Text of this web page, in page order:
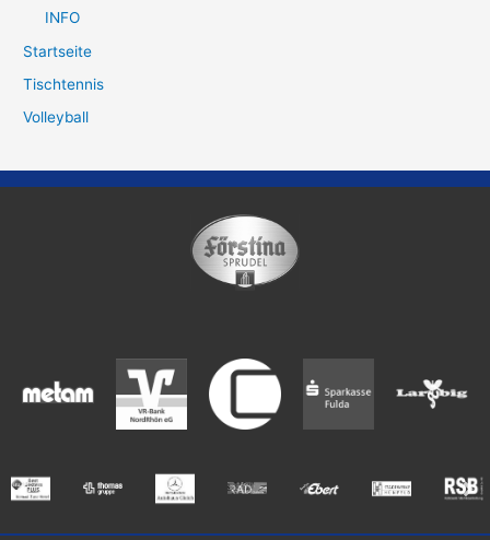
INFO
Startseite
Tischtennis
Volleyball